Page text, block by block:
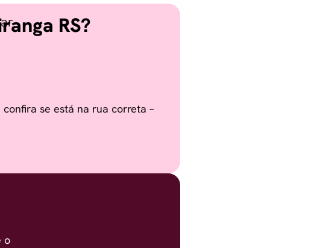
RS?
se está na rua correta –
o